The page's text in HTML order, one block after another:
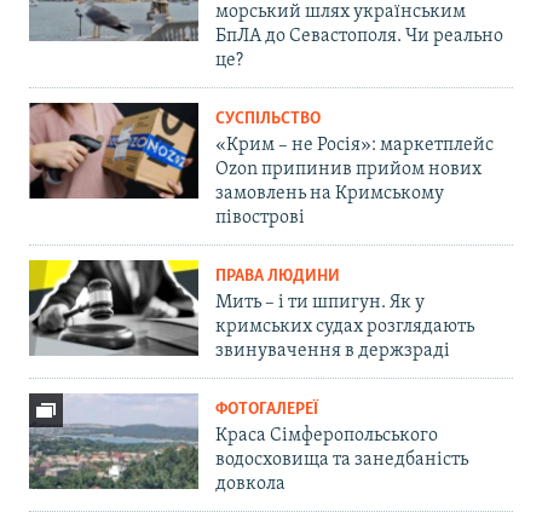
морський шлях українським
БпЛА до Севастополя. Чи реально
це?
СУСПІЛЬСТВО
«Крим – не Росія»: маркетплейс
Ozon припинив прийом нових
замовлень на Кримському
півострові
ПРАВА ЛЮДИНИ
Мить – і ти шпигун. Як у
кримських судах розглядають
звинувачення в держзраді
ФОТОГАЛЕРЕЇ
Краса Сімферопольського
водосховища та занедбаність
довкола